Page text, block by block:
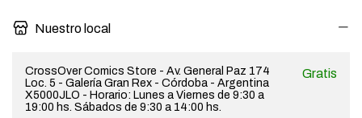
Nuestro local
CrossOver Comics Store - Av. General Paz 174
Loc. 5 - Galería Gran Rex - Córdoba - Argentina
X5000JLO - Horario: Lunes a Viernes de 9:30 a
19:00 hs. Sábados de 9:30 a 14:00 hs.
Gratis